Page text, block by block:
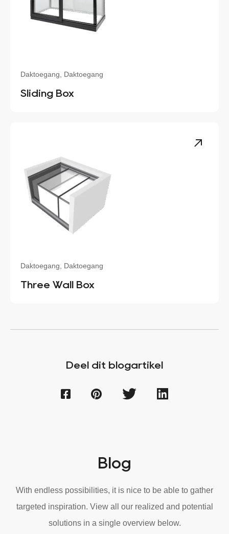
Daktoegang, Daktoegang
Sliding Box
Daktoegang, Daktoegang
Three Wall Box
Deel dit blogartikel
Blog
With endless possibilities, it is nice to be able to gather
targeted inspiration. View all our realized and potential
solutions in a single overview below.